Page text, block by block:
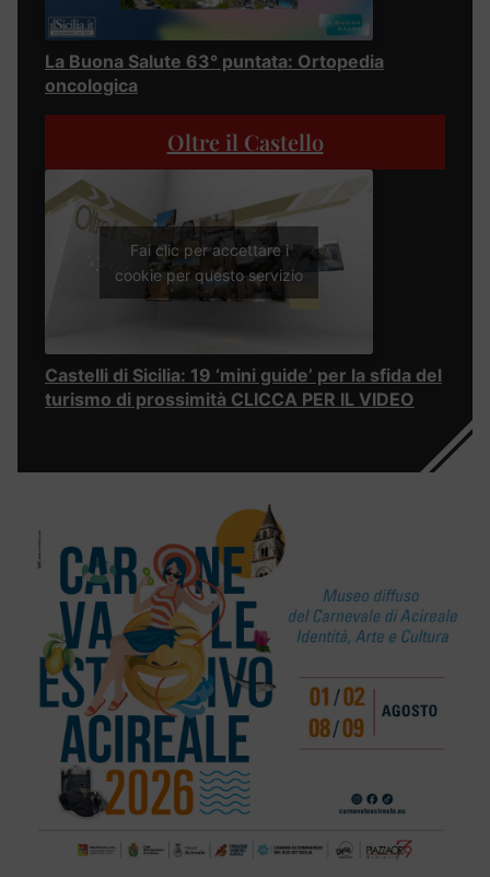
La Buona Salute 63° puntata: Ortopedia
oncologica
Oltre il Castello
Fai clic per accettare i
cookie per questo servizio
Castelli di Sicilia: 19 ‘mini guide’ per la sfida del
turismo di prossimità CLICCA PER IL VIDEO